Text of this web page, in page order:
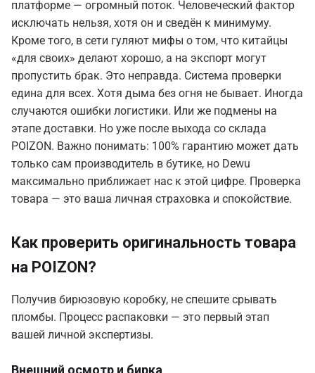
платформе — огромный поток. Человеческий фактор
исключать нельзя, хотя он и сведён к минимуму.
Кроме того, в сети гуляют мифы о том, что китайцы
«для своих» делают хорошо, а на экспорт могут
пропустить брак. Это неправда. Система проверки
едина для всех. Хотя дыма без огня не бывает. Иногда
случаются ошибки логистики. Или же подмены на
этапе доставки. Но уже после выхода со склада
POIZON. Важно понимать: 100% гарантию может дать
только сам производитель в бутике, но Dewu
максимально приближает нас к этой цифре. Проверка
товара — это ваша личная страховка и спокойствие.
Как проверить оригинальность товара
на POIZON?
Получив бирюзовую коробку, не спешите срывать
пломбы. Процесс распаковки — это первый этап
вашей личной экспертизы.